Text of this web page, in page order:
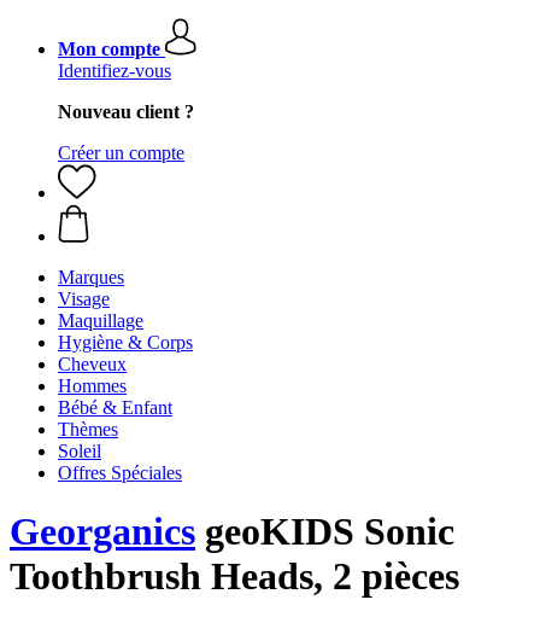
Mon compte
Identifiez-vous
Nouveau client ?
Créer un compte
Marques
Visage
Maquillage
Hygiène & Corps
Cheveux
Hommes
Bébé & Enfant
Thèmes
Soleil
Offres Spéciales
Georganics geoKIDS Sonic
Toothbrush Heads, 2 pièces